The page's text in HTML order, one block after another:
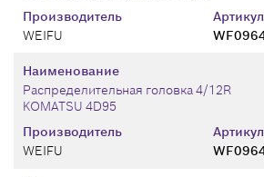
Производитель
WEIFU
Артикул
Производитель
WEIFU
Артикул
Наименование
Распределительная головка 4/12R
KOMATSU 4D95